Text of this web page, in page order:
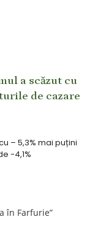
a scăzut cu
de cazare
– 5,3% mai puțini
-4,1%